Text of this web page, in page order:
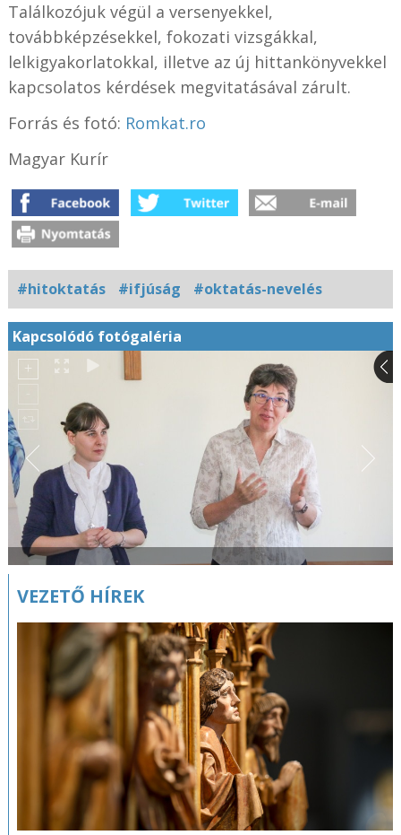
Találkozójuk végül a versenyekkel,
továbbképzésekkel, fokozati vizsgákkal,
lelkigyakorlatokkal, illetve az új hittankönyvekkel
kapcsolatos kérdések megvitatásával zárult.
Forrás és fotó: Romkat.ro
Magyar Kurír
#hitoktatás #ifjúság #oktatás-nevelés
Kapcsolódó fotógaléria
VEZETŐ HÍREK